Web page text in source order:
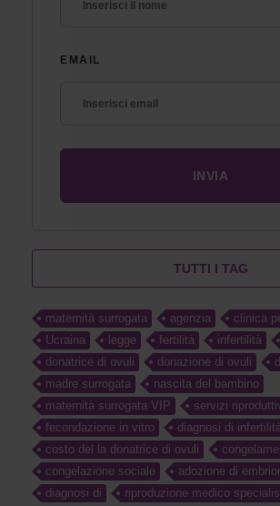
EMAIL
TUTTI I TAG
maternità surrogata agenzia
clinica
Ucraina
legge fertilità infertilità
donatrice di ovuli
donazione di ovuli
madre surrogata
nascita del bambino
maternità surrogata VIP
servizi
fecondazione in vitro
diagnosi di infertilità
costo del la donatrice di ovuli
congelazione sociale
adozione di
diagnosi di
riproduzione medico